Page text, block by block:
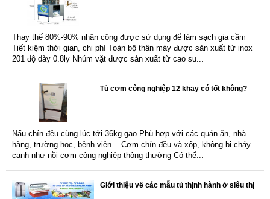
Thay thế 80%-90% nhân công được sử dụng để làm sạch gia cầm
Tiết kiệm thời gian, chi phí Toàn bộ thân máy được sản xuất từ inox
201 độ dày 0.8ly Nhúm vặt được sản xuất từ cao su...
Tủ cơm công nghiệp 12 khay có tốt không?
Nấu chín đều cùng lúc tới 36kg gạo Phù hợp với các quán ăn, nhà
hàng, trường học, bệnh viện... Cơm chín đều và xốp, không bị cháy
cạnh như nồi cơm công nghiệp thông thường Có thể...
Giới thiệu về các mẫu tủ thịnh hành ở siêu thị